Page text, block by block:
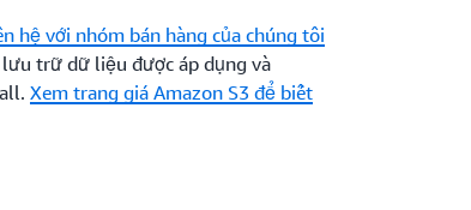
hệ với nhóm bán hàng của chúng tôi
lưu trữ dữ liệu được áp dụng và
Xem trang giá Amazon S3 để biết